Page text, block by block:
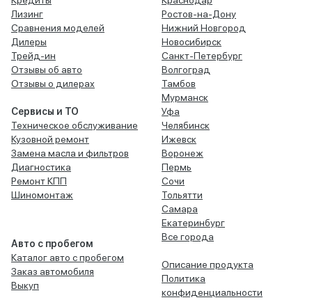
Лизинг
Сравнения моделей
Дилеры
Трейд-ин
Отзывы об авто
Отзывы о дилерах
Сервисы и ТО
Техническое обслуживание
Кузовной ремонт
Замена масла и фильтров
Диагностика
Ремонт КПП
Шиномонтаж
Авто с пробегом
Каталог авто с пробегом
Заказ автомобиля
Выкуп
Ростов-на-Дону
Нижний Новгород
Новосибирск
Санкт-Петербург
Волгоград
Тамбов
Мурманск
Уфа
Челябинск
Ижевск
Воронеж
Пермь
Сочи
Тольятти
Самара
Екатеринбург
Все города
Описание продукта
Политика
конфиденциальности